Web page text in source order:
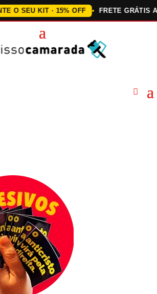
KIT · 15% OFF FRETE GRÁTIS